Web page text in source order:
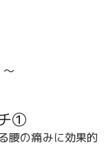
①
腰の痛みに効果的